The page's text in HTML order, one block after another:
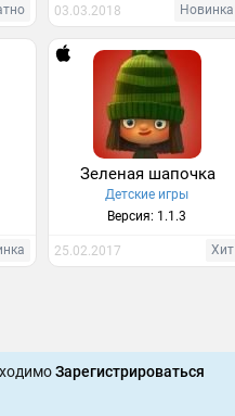
03.03.2018 Новинка
Зеленая шапочка
Детские игры
Версия: 1.1.3
25.02.2017 Хит
Зарегистрироваться